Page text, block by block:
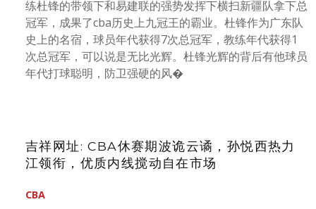
练杜锋的带领下和易建联的强势发挥下横扫新疆队拿下总
冠军，成果了cba历史上九冠王的霸业。杜锋作为广东队
史上的名宿，球员年代获得7次总冠军，教练年代获得1
次总冠军，可以说是无比光辉。杜锋光辉的背后有他球员
年代打球聪明，防卫强硬的风�
吉祥网址: CBA休赛期波诡云谲，孙悦西热力
江领衔，优质内线搅动自在市场
CBA